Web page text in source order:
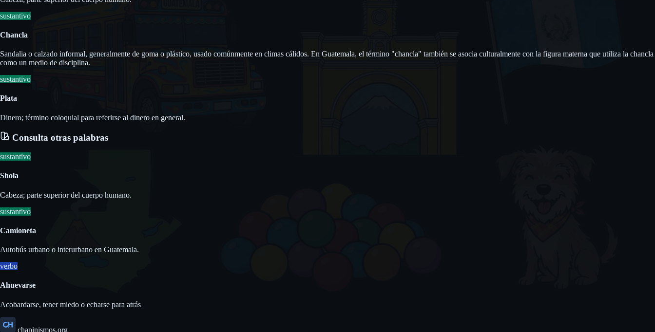
sustantivo
Chancla
Sandalia o calzado informal, generalmente de goma o plástico, usado comúnmente en climas cálidos. En Guatemala, el término "chancla" también se asocia culturalmente con la figura materna que utiliza la chancla
como un medio de disciplina.
sustantivo
Plata
Dinero; término coloquial para referirse al dinero en general.
Consulta otras palabras
sustantivo
Shola
Cabeza; parte superior del cuerpo humano.
sustantivo
Camioneta
Autobús urbano o interurbano en Guatemala.
verbo
Ahuevarse
Acobardarse, tener miedo o echarse para atrás
chapinismos.org